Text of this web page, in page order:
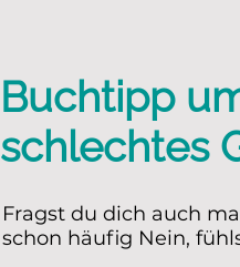
Buchtipp
schlechtes
Fragst du dich auch
schon häufig Nein,